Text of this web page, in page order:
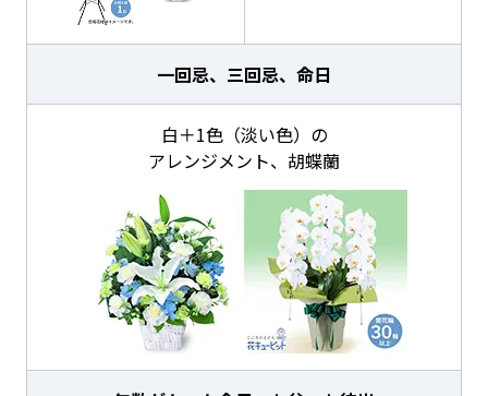
一回忌、三回忌、命日
白＋1色（淡い色）の
アレンジメント、胡蝶蘭